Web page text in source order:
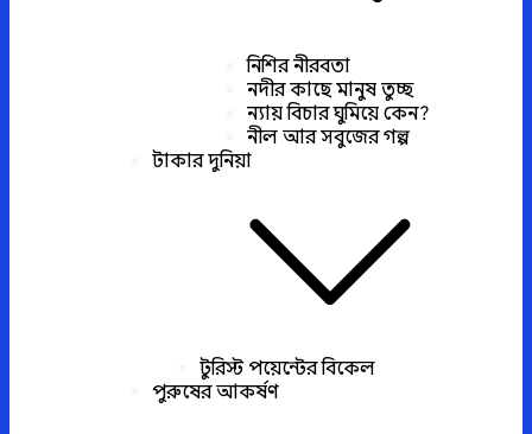
নিশির নীরবতা
নদীর কাছে মানুষ তুচ্ছ
ন্যায় বিচার ঘুমিয়ে কেন?
নীল আর সবুজের গল্প
টাকার দুনিয়া
টুরিস্ট পয়েন্টের বিকেল
পুরুষের আকর্ষণ